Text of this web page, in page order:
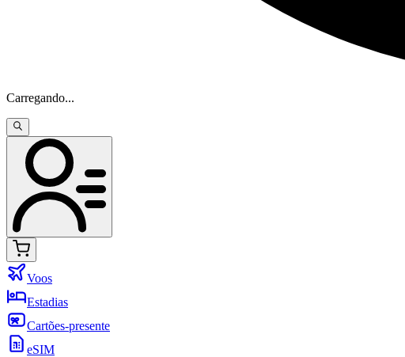
Carregando...
Voos
Estadias
Cartões-presente
eSIM